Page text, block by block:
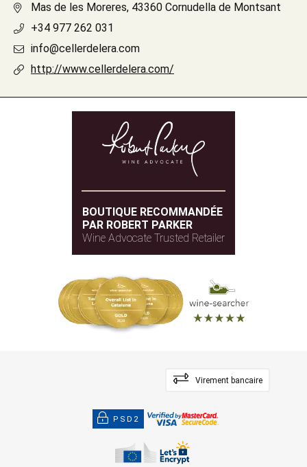
Mas de les Moreres, 43360 Cornudella de Montsant
+34 977 262 031
info@cellerdelera.com
http://www.cellerdelera.com/
BOUTIQUE RECOMMANDÉE
PAR ROBERT PARKER
Wine Advocate Trusted Retailer
Virement bancaire
PSD2